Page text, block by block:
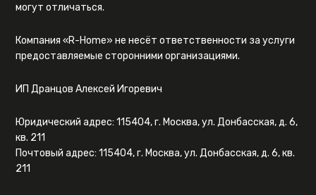
могут отличаться.
Компания «R-Home» не несёт ответственности за услуги
предоставляемые сторонними организациями.
ИП Дранцов Алексей Игоревич
Юридический адрес: 115404, г. Москва, ул. Донбасская, д. 6,
кв. 211
Почтовый адрес: 115404, г. Москва, ул. Донбасская, д. 6, кв.
211